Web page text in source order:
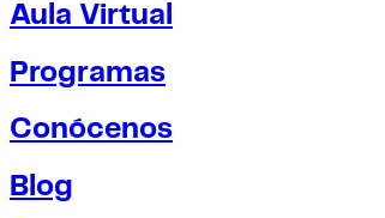
Aula Virtual
Programas
Conócenos
Blog